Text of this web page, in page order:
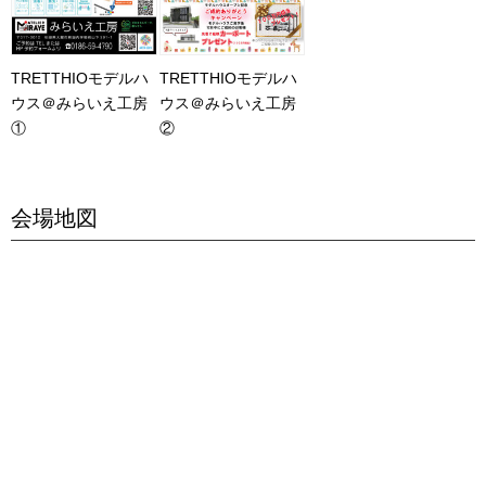
TRETTHIOモデルハ
ウス＠みらいえ工房
①
TRETTHIOモデルハ
ウス＠みらいえ工房
②
会場地図